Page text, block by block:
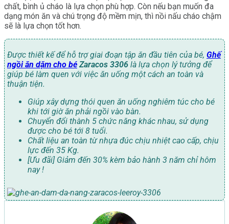
chất, bình ủ cháo là lựa chọn phù hợp. Còn nếu bạn muốn đa
dạng món ăn và chú trọng độ mềm mịn, thì nồi nấu cháo chậm
sẽ là lựa chọn tốt hơn.
Được thiết kế để hỗ trợ giai đoạn tập ăn đầu tiên của bé, Ghế
ngồi ăn dặm cho bé Zaracos 3306 là lựa chọn lý tưởng để
giúp bé làm quen với việc ăn uống một cách an toàn và
thuận tiện.
Giúp xây dựng thói quen ăn uống nghiêm túc cho bé
khi tới giờ ăn phải ngồi vào bàn.
Chuyển đổi thành 5 chức năng khác nhau, sử dụng
được cho bé tới 8 tuổi.
Chất liệu an toàn từ nhựa đúc chịu nhiệt cao cấp, chịu
lực đến 35 Kg.
[Ưu đãi] Giảm đến 30% kèm bảo hành 3 năm chỉ hôm
nay !